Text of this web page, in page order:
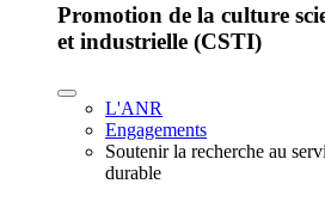
Promotion de la culture
et industrielle (CSTI)
L'ANR
Engagements
Soutenir la recherche au
durable